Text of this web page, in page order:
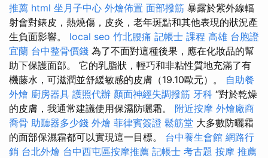
推薦 html 坐月子中心 外燴佈置 面部撥筋 暴露於紫外線輻
射會對錶皮，熱燒傷，皮炎，老年斑點和其他表現的狀況產
生負面影響。 local seo 竹北腰痛 記帳士 課程 高雄 台胞證
宜蘭 台中整骨價錢 為了不面對這種後果，應在化妝品的幫
助下保護面部。 它的乳脂狀，輕巧和非粘性質地充滿了有
機藤水，可滋潤並舒緩敏感的皮膚（19.10歐元）。 自助餐
外燴 廚房器具 護照代辦 顏面神經失調撥筋 牙科 “對於乾燥
的皮膚，我通常建議使用保濕防曬霜。 附近按摩 外燴廠商
喬骨 助聽器多少錢 外燴 菲律賓簽證 鬆筋堂 大多數防曬霜
的面部保濕霜都可以實現這一目標。 台中養生會館 網路行
銷 台北外燴 台中西屯區按摩推薦 記帳士 考古題 按摩 推薦